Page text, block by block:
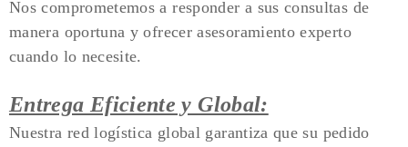
Nos comprometemos a responder a sus consultas de
manera oportuna y ofrecer asesoramiento experto
cuando lo necesite.
Entrega Eficiente y Global:
Nuestra red logística global garantiza que su pedido